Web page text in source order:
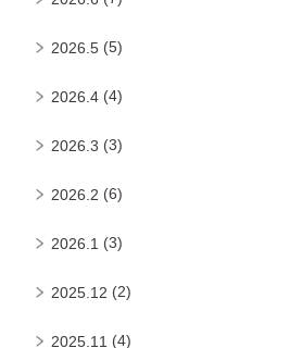
2026.5 (5)
2026.4 (4)
2026.3 (3)
2026.2 (6)
2026.1 (3)
2025.12 (2)
2025.11 (4)